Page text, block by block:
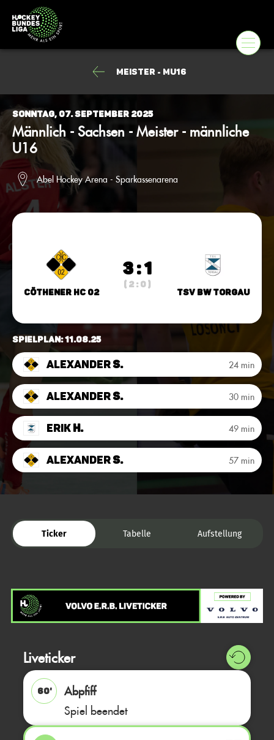
Meister - mU16
Sonntag, 07. September 2025
Männlich - Sachsen - Meister - männliche
U16
Abel Hockey Arena - Sparkassenarena
Cöthener HC 02
3 : 1
( 2 : 0 )
TSV BW Torgau
Spielplan: 11.08.25
AlexanderS. 24 min
AlexanderS. 30 min
ErikH. 49 min
AlexanderS. 57 min
Ticker Tabelle Aufstellung
Liveticker
60'
Abpfiff
Spiel beendet